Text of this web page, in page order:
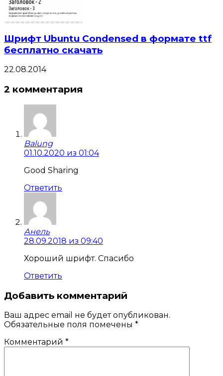
Шрифт Ubuntu Condensed в формате ttf
бесплатно скачать
22.08.2014
2 комментария
Balung
01.10.2020 из 01:04
Good Sharing
Ответить
Анель
28.09.2018 из 09:40
Хороший шрифт. Спасибо
Ответить
Добавить комментарий
Ваш адрес email не будет опубликован.
Обязательные поля помечены *
Комментарий *